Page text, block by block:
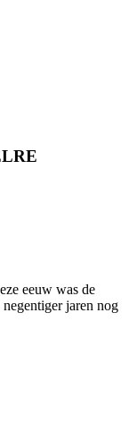
eeuw was de
jaren nog